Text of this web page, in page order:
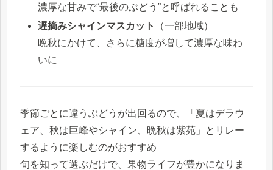
濃厚な甘みで“最後のぶどう”と呼ばれることも
遅摘みシャインマスカット
（一部地域）
晩秋にかけて、さらに糖度が増して濃厚な味わ
いに
季節ごとに違うぶどうが出回るので、「夏はデラウ
ェア、秋は巨峰やシャイン、晩秋は紫苑」とリレー
するように楽しむのがおすすめ
旬を知って選ぶだけで、果物ライフが豊かになりま